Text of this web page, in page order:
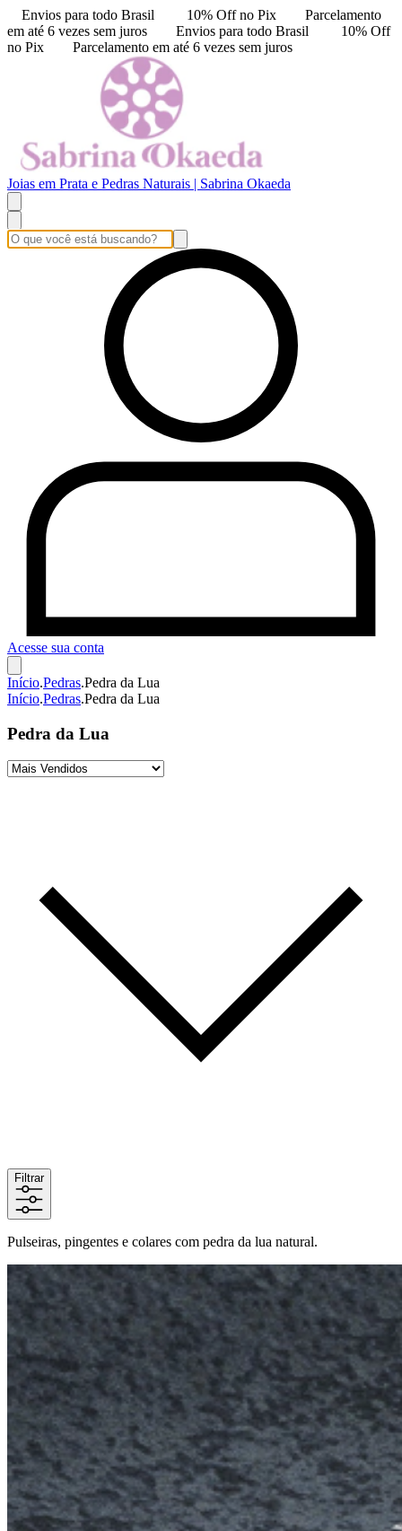
Envios para todo Brasil 10% Off no Pix
Parcelamento
em até 6 vezes sem juros
Envios para todo Brasil
10% Off
no Pix
Parcelamento em até 6 vezes sem juros
Joias em Prata e Pedras Naturais | Sabrina Okaeda
Acesse sua conta
Início.Pedras.Pedra da Lua
Início.Pedras.Pedra da Lua
Pedra da Lua
Filtrar
Pulseiras, pingentes e colares com pedra da lua natural.